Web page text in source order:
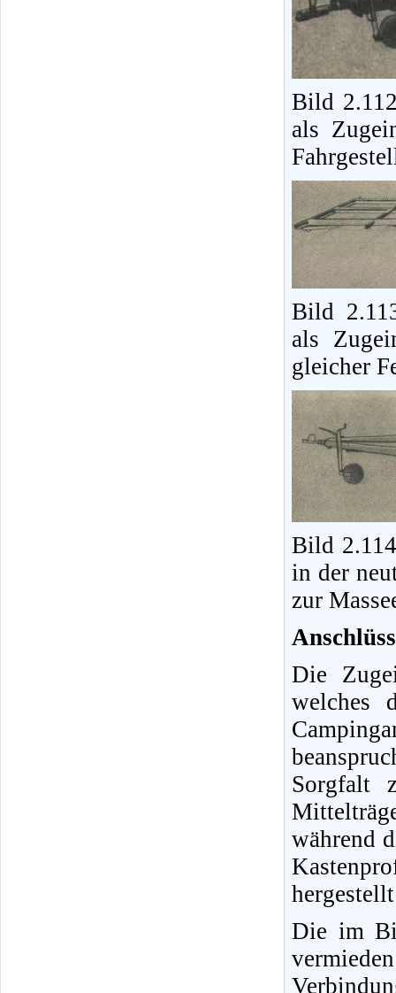
Bild
als
Bild
als
gleicher
Bild
in der
zur
Die
welches
Sorgfalt
während
Die im